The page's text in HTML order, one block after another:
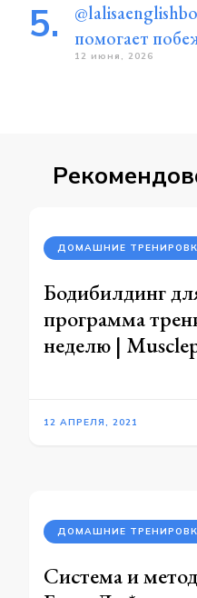
помогает
12 июня, 2026
ДОМАШНИЕ
Бодибилдинг
программа
неделю |
12 АПРЕЛЯ, 2021
ДОМАШНИЕ
Система и